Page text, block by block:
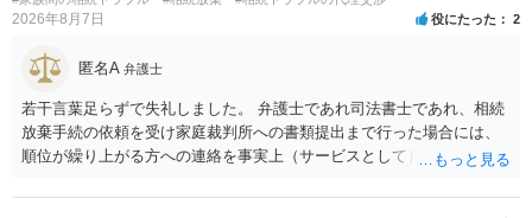
は思います。その場合、かかるのは戸籍等の取得費用と印紙代だけと
を確認し、印紙と共に家庭裁判所に提出して相続放棄申述受理通知書
2026年8月7日 役にたった 2
匿名A 弁護士
若干言葉足らずで失礼しました。 弁護士であれ司法書士であれ、相続
放棄手続の依頼を受け家庭裁判所への書類提出まで行った場合には、
順位が繰り上がる方への連絡を事実上（サービスとして）行うことは
できない、という意味でした。